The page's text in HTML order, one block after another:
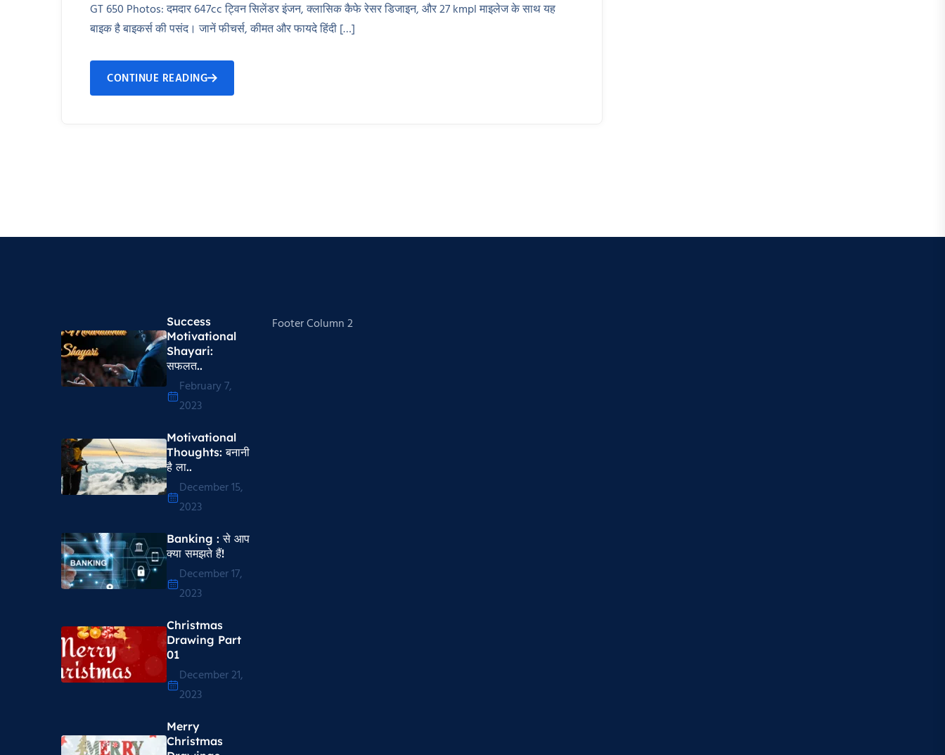
GT 650 Photos: दमदार 647cc ट्विन सिलेंडर इंजन, क्लासिक कैफे रेसर डिजाइन, और 27 kmpl माइलेज के साथ यह
बाइक है बाइकर्स की पसंद। जानें फीचर्स, कीमत और फायदे हिंदी […]
CONTINUE READING
Success
Motivational
Shayari​:
सफलत..
February 7,
2023
Motivational
Thoughts​: बनानी
है ला..
December 15,
2023
Banking : से आप
क्या समझते हैं!
December 17,
2023
Christmas
Drawing Part
01
December 21,
2023
Merry
Christmas
Footer Column 2